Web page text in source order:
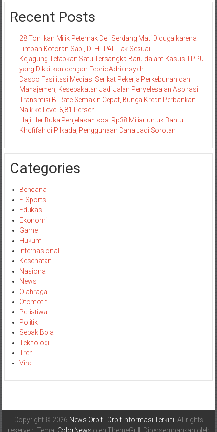
Recent Posts
28 Ton Ikan Milik Peternak Deli Serdang Mati Diduga karena
Limbah Kotoran Sapi, DLH: IPAL Tak Sesuai
Kejagung Tetapkan Satu Tersangka Baru dalam Kasus TPPU
yang Dikaitkan dengan Febrie Adriansyah
Dasco Fasilitasi Mediasi Serikat Pekerja Perkebunan dan
Manajemen, Kesepakatan Jadi Jalan Penyelesaian Aspirasi
Transmisi BI Rate Semakin Cepat, Bunga Kredit Perbankan
Naik ke Level 8,81 Persen
Haji Her Buka Penjelasan soal Rp38 Miliar untuk Bantu
Khofifah di Pilkada, Penggunaan Dana Jadi Sorotan
Categories
Bencana
E-Sports
Edukasi
Ekonomi
Game
Hukum
Internasional
Kesehatan
Nasional
News
Olahraga
Otomotif
Peristiwa
Politik
Sepak Bola
Teknologi
Tren
Viral
Copyright © 2026 News Orbit | Orbit Informasi Terkini . All rights
reserved. Tema: ColorNews oleh ThemeGrill. Dipersembahkan oleh